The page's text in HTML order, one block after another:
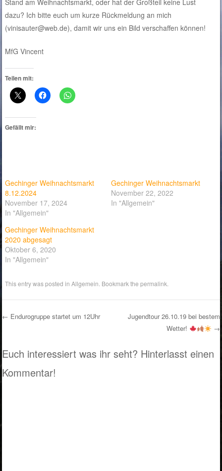
Stand am Weihnachtsmarkt, oder hat der Großteil keine Lust
dazu? Ich bitte euch um kurze Rückmeldung an mich
(vinisauter@web.de), damit wir uns ein Bild verschaffen können!
MfG Vincent
Teilen mit:
Gefällt mir:
Gechinger Weihnachtsmarkt
8.12.2024
November 17, 2024
In "Allgemein"
Gechinger Weihnachtsmarkt
November 22, 2022
In "Allgemein"
Gechinger Weihnachtsmarkt
2020 abgesagt
Oktober 6, 2020
In "Allgemein"
This entry was posted inAllgemein . Bookmark thepermalink
← Endurogruppe startet um 12Uhr
Jugendtour 26.10.19 bei bestem
Wetter!
→
Euch interessiert was ihr seht? Hinterlasst einen
Kommentar!